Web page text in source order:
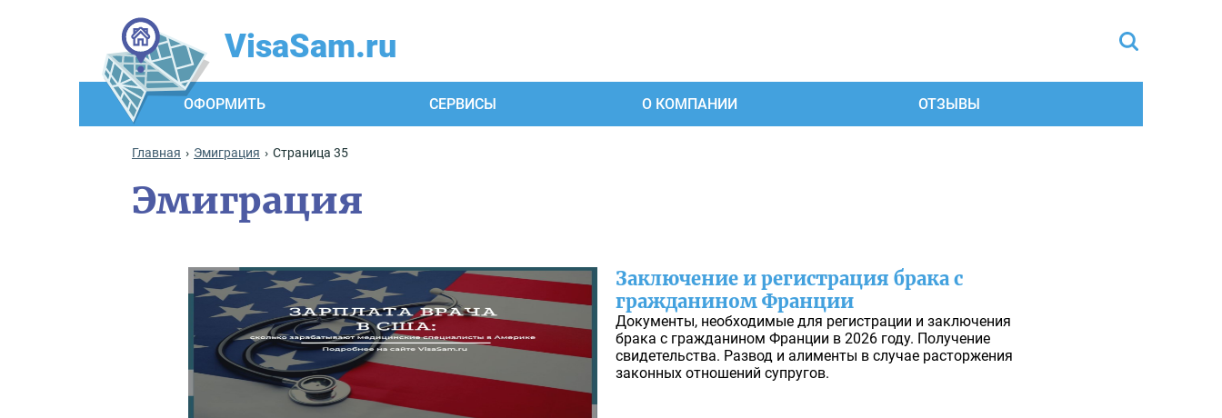
VisaSam.ru
ОФОРМИТЬ СЕРВИСЫ О КОМПАНИИ ОТЗЫВЫ
Главная Эмиграция Страница 35
Эмиграция
Заключение и регистрация брака с
гражданином Франции
Документы, необходимые для регистрации и заключения
брака с гражданином Франции в 2026 году. Получение
свидетельства. Развод и алименты в случае расторжения
законных отношений супругов.